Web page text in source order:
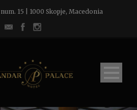
15 | 1000 Skopje, Macedonia